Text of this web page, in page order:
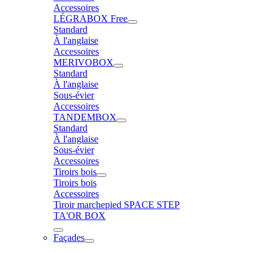
Accessoires
LÉGRABOX Free
Standard
À l'anglaise
Accessoires
MERIVOBOX
Standard
À l'anglaise
Sous-évier
Accessoires
TANDEMBOX
Standard
À l'anglaise
Sous-évier
Accessoires
Tiroirs bois
Tiroirs bois
Accessoires
Tiroir marchepied SPACE STEP
TA'OR BOX
Façades